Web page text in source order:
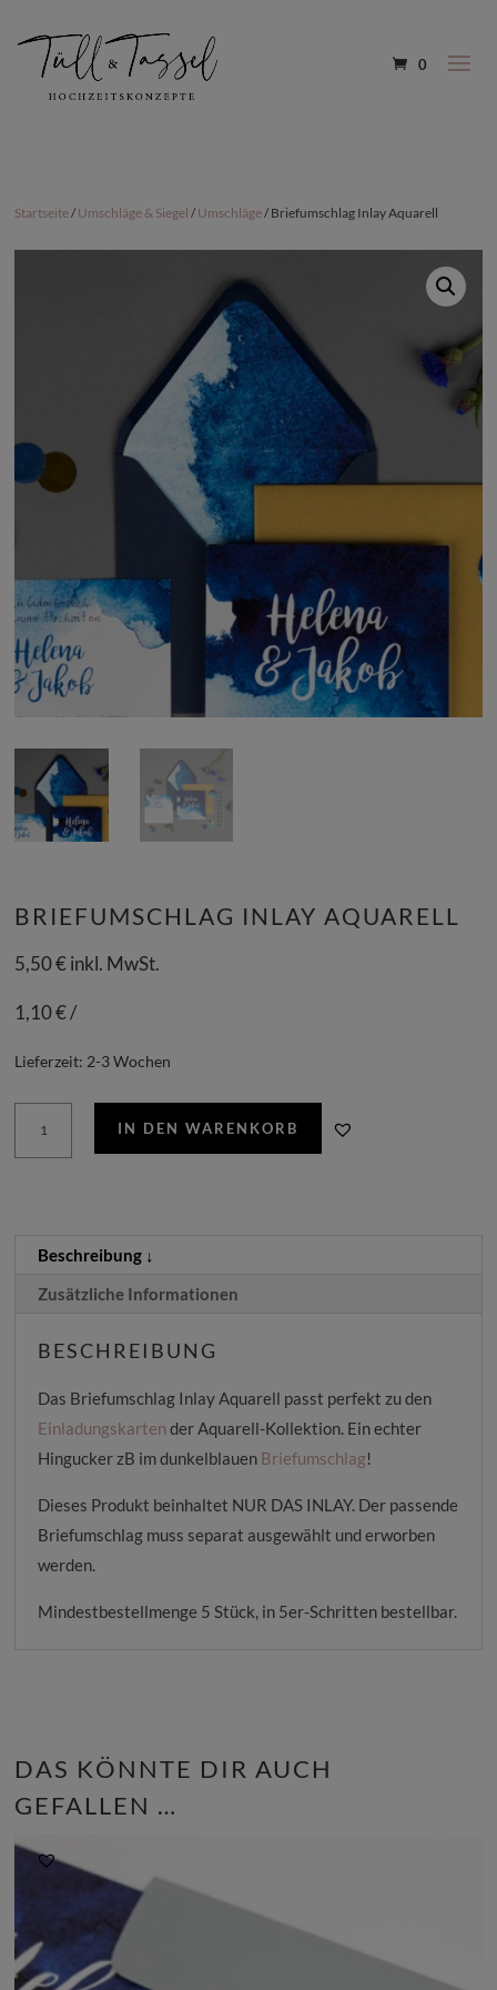
0
Startseite/Umschläge & Siegel /Umschläge/ Briefumschlag Inlay Aquarell
BRIEFUMSCHLAG INLAY AQUARELL
5,50€inkl. MwSt.
1,10€/
Lieferzeit: 2-3 Wochen
IN DEN WARENKORB
Beschreibung
Zusätzliche Informationen
BESCHREIBUNG
Das Briefumschlag Inlay Aquarell passt perfekt zu den
Einladungskarten der Aquarell-Kollektion. Ein echter
Hingucker zB im dunkelblauen Briefumschlag!
Dieses Produkt beinhaltet NUR DAS INLAY. Der passende
Briefumschlag muss separat ausgewählt und erworben
werden.
Mindestbestellmenge 5 Stück, in 5er-Schritten bestellbar.
DAS KÖNNTE DIR AUCH
GEFALLEN …